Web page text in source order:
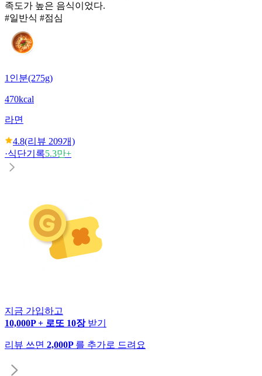
족도가 높은 음식이었다.
#일반식 #점심
1인분(275g)
470kcal
라면
4.8(리뷰 209개)
·식단기록5.3만+
지금 가입하고
10,000P + 로또 10장 받기
리뷰 쓰면 2,000P 를 추가로 드려요